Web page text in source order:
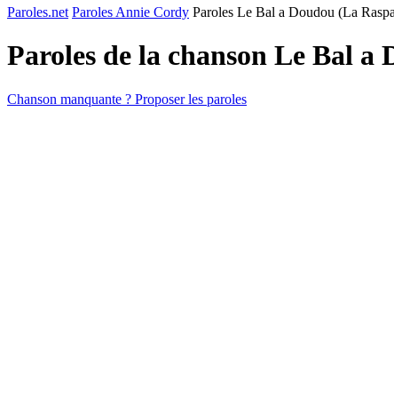
Paroles.net Paroles Annie Cordy Paroles Le Bal a Doudou (La
Paroles de la chanson Le Bal a
Chanson manquante ? Proposer les paroles